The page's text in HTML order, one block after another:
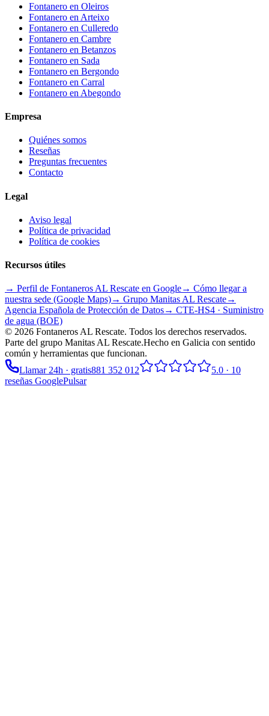
Fontanero en Oleiros
Fontanero en Arteixo
Fontanero en Culleredo
Fontanero en Cambre
Fontanero en Betanzos
Fontanero en Sada
Fontanero en Bergondo
Fontanero en Carral
Fontanero en Abegondo
Empresa
Quiénes somos
Reseñas
Preguntas frecuentes
Contacto
Legal
Aviso legal
Política de privacidad
Política de cookies
Recursos útiles
→ Perfil de Fontaneros AL Rescate en Google→ Cómo llegar a
nuestra sede (Google Maps)→ Grupo Manitas AL Rescate→
Agencia Española de Protección de Datos→ CTE-HS4 · Suministro
de agua (BOE)
© 2026 Fontaneros AL Rescate. Todos los derechos reservados.
Parte del grupo Manitas AL Rescate.Hecho en Galicia con sentido
común y herramientas que funcionan.
Llamar 24h · gratis881 352 012 5.0 · 10
reseñas GooglePulsar